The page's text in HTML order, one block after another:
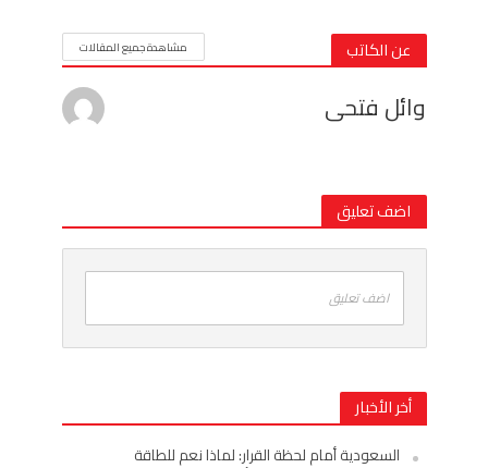
عن الكاتب مشاهدة جميع المقالات
وائل فتحى
اضف تعليق
اضف تعليق
أخر الأخبار
السعودية أمام لحظة القرار: لماذا نعم للطاقة